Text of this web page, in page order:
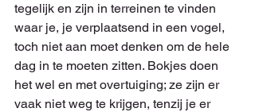
tegelijk en zijn in terreinen te vinden
waar je, je verplaatsend in een vogel,
toch niet aan moet denken om de hele
dag in te moeten zitten. Bokjes doen
het wel en met overtuiging; ze zijn er
vaak niet weg te krijgen, tenzij je er